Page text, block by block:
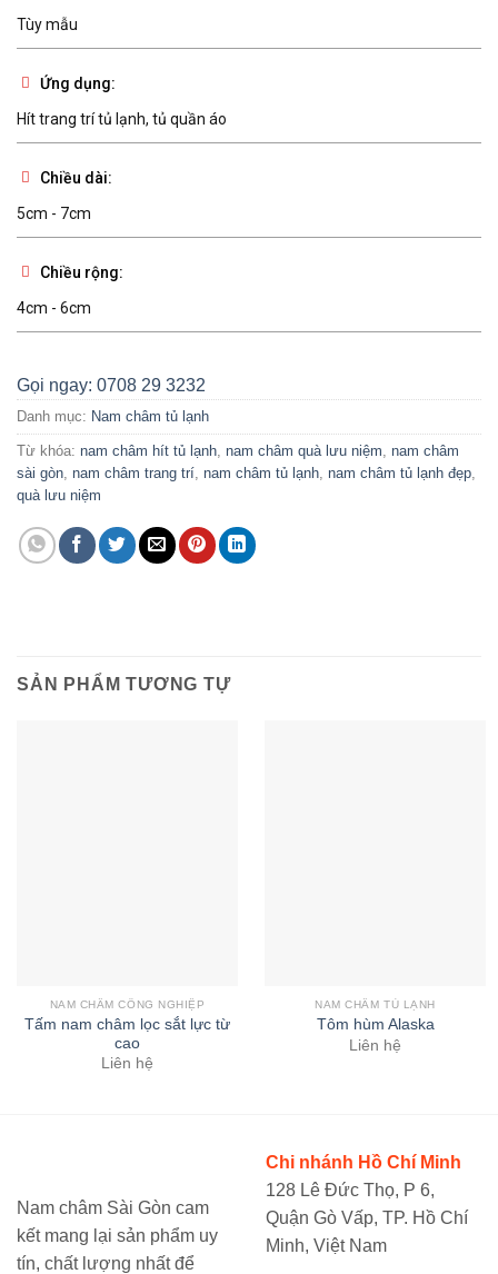
Tùy mẫu
Ứng dụng:
Hít trang trí tủ lạnh, tủ quần áo
Chiều dài:
5cm - 7cm
Chiều rộng:
4cm - 6cm
Gọi ngay: 0708 29 3232
Danh mục: Nam châm tủ lạnh
Từ khóa: nam châm hít tủ lạnh, nam châm quà lưu niệm, nam châm
sài gòn, nam châm trang trí, nam châm tủ lạnh, nam châm tủ lạnh đẹp,
quà lưu niệm
SẢN PHẨM TƯƠNG TỰ
NAM CHÂM CÔNG NGHIỆP
Tấm nam châm lọc sắt lực từ
cao
Liên hệ
NAM CHÂM TỦ LẠNH
Tôm hùm Alaska
Liên hệ
Nam châm Sài Gòn cam
kết mang lại sản phẩm uy
tín, chất lượng nhất để
Chi nhánh Hồ Chí Minh
128 Lê Đức Thọ, P 6,
Quận Gò Vấp, TP. Hồ Chí
Minh, Việt Nam